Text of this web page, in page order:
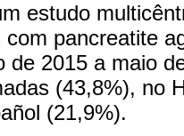
estudo
com pancreatite
de 2015 a maio
(43,8%), no
(21,9%).